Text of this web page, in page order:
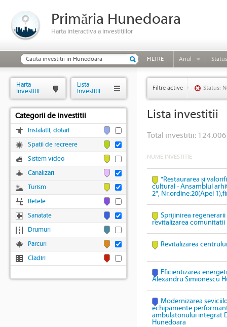
Primăria Hunedoara
Harta interactiva a investitiilor
FILTRE Anul Status
Filtre active Status:
Lista investitii
Total investitii:
NUME INVESTITIE
"Restaurarea și
cultural - Ansamblul
2", Nr.ordine:20(Apel
Sprijinirea
revitalizarea comunitatii
Revitalizarea
Eficientizarea
Alexandru Simionescu
Modernizarea
echipamente
ambulatoriului integrat
Hunedoara
Harta
Investitii
Lista
Investitii
Categorii de investitii
Instalatii, dotari
Spatii de recreere
Sistem video
Canalizari
Turism
Retele
Sanatate
Drumuri
Parcuri
Cladiri